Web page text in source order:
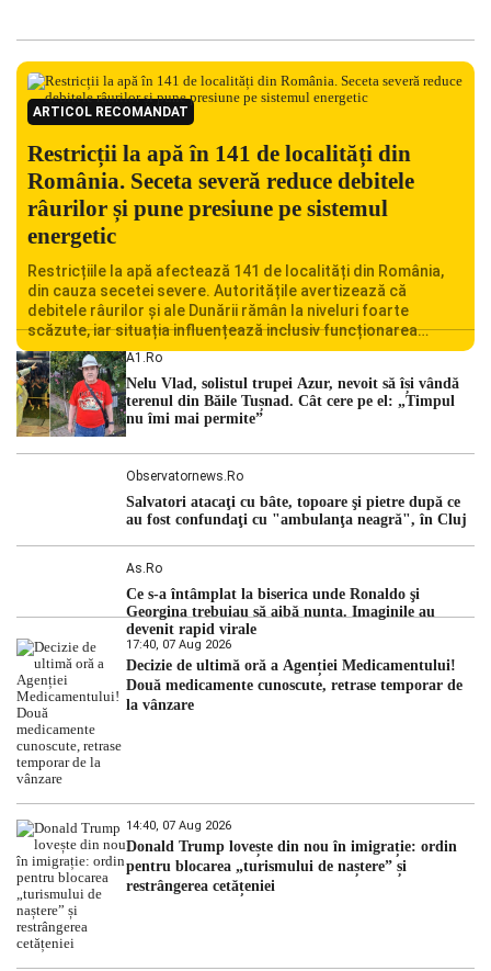
ARTICOL RECOMANDAT
Restricții la apă în 141 de localități din
România. Seceta severă reduce debitele
râurilor și pune presiune pe sistemul
energetic
Restricțiile la apă afectează 141 de localități din România,
din cauza secetei severe. Autoritățile avertizează că
debitele râurilor și ale Dunării rămân la niveluri foarte
scăzute, iar situația influențează inclusiv funcționarea
Centralei Nucleare de la Cernavodă. România se confruntă
cu una dintre cele mai dificile perioade din punct de vedere
hidrologic din ultimii ani. Lipsa […]
A1.ro
Nelu Vlad, solistul trupei Azur, nevoit să își vândă
terenul din Băile Tușnad. Cât cere pe el: „Timpul
nu îmi mai permite”
Observatornews.ro
Salvatori atacaţi cu bâte, topoare şi pietre după ce
au fost confundaţi cu "ambulanţa neagră", în Cluj
As.ro
Ce s-a întâmplat la biserica unde Ronaldo şi
Georgina trebuiau să aibă nunta. Imaginile au
devenit rapid virale
17:40, 07 Aug 2026
Decizie de ultimă oră a Agenției Medicamentului!
Două medicamente cunoscute, retrase temporar de
la vânzare
14:40, 07 Aug 2026
Donald Trump lovește din nou în imigrație: ordin
pentru blocarea „turismului de naștere” și
restrângerea cetățeniei